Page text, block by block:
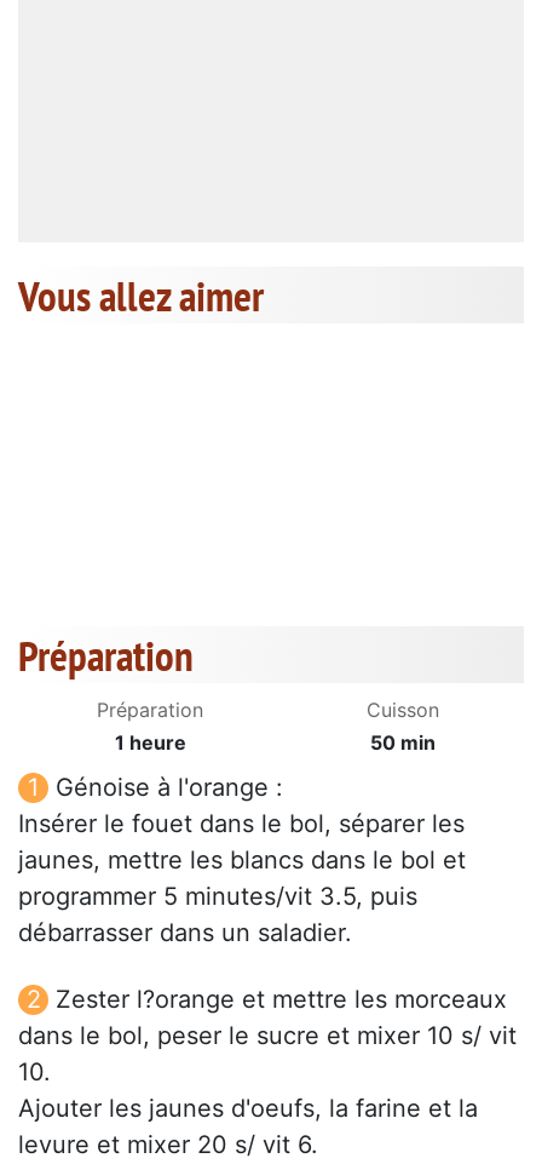
Vous allez aimer
Préparation
Préparation
1 heure
Cuisson
50 min
Génoise à l'orange :
Insérer le fouet dans le bol, séparer les
jaunes, mettre les blancs dans le bol et
programmer 5 minutes/vit 3.5, puis
débarrasser dans un saladier.
Zester l?orange et mettre les morceaux
dans le bol, peser le sucre et mixer 10 s/ vit
10.
Ajouter les jaunes d'oeufs, la farine et la
levure et mixer 20 s/ vit 6.